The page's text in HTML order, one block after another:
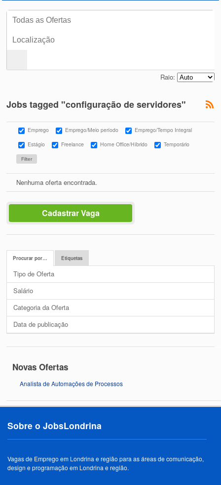
Raio:
Jobs tagged "configuração de servidores"
Emprego Emprego/Meio período
Emprego/Tempo Integral
Estágio
Freelance Home Office/Híbrido Temporário
Nenhuma oferta encontrada.
Cadastrar Vaga
Procurar por… Etiquetas
Tipo de Oferta
Salário
Categoria da Oferta
Data de publicação
Novas Ofertas
Analista de Automações de Processos
Sobre o JobsLondrina
Vagas de Emprego em Londrina e região para as áreas de comunicação,
design e programação em Londrina e região.